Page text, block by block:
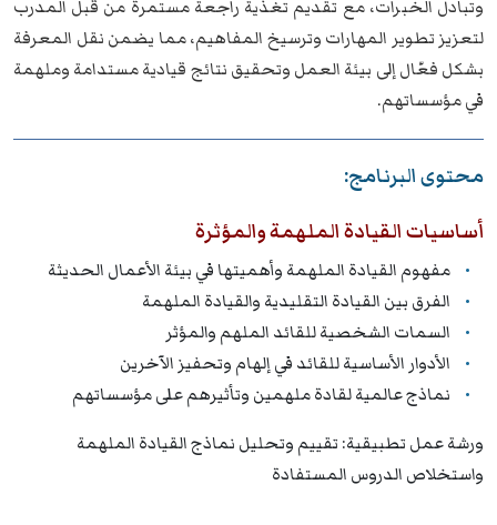
وتبادل الخبرات، مع تقديم تغذية راجعة مستمرة من قبل المدرب
لتعزيز تطوير المهارات وترسيخ المفاهيم، مما يضمن نقل المعرفة
بشكل فعّال إلى بيئة العمل وتحقيق نتائج قيادية مستدامة وملهمة
في مؤسساتهم.
محتوى البرنامج:
أساسيات القيادة الملهمة والمؤثرة
مفهوم القيادة الملهمة وأهميتها في بيئة الأعمال الحديثة
الفرق بين القيادة التقليدية والقيادة الملهمة
السمات الشخصية للقائد الملهم والمؤثر
الأدوار الأساسية للقائد في إلهام وتحفيز الآخرين
نماذج عالمية لقادة ملهمين وتأثيرهم على مؤسساتهم
ورشة عمل تطبيقية: تقييم وتحليل نماذج القيادة الملهمة
واستخلاص الدروس المستفادة